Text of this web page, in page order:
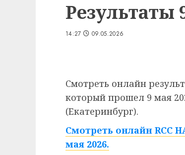
Результаты
14:27 09.05.2026
Смотреть онлайн
который прошел 9 мая
(Екатеринбург).
Смотреть онлайн RCC
мая 2026.